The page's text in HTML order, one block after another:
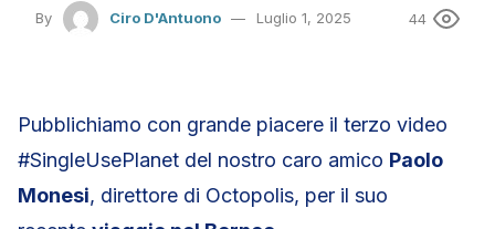
By Ciro D'Antuono Luglio 1, 2025 44
Pubblichiamo con grande piacere il terzo video
#SingleUsePlanet del nostro caro amico Paolo
Monesi, direttore di Octopolis, per il suo